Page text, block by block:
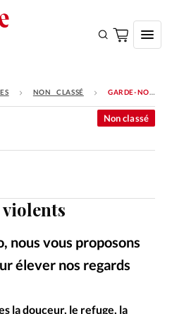
NON CLASSÉ GARDE-NOUS DES VIOLENTS
nous vous proposons
élever nos regards
Non classé
la douceur, le refuge, la